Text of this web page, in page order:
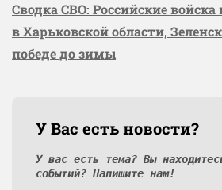
Сводка СВО: Российские войска
в Харьковской области,
победе до зимы
У Вас есть новости?
У вас есть тема? Вы
событий? Напишите нам!